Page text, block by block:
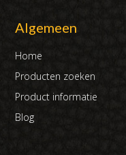
Algemeen
Home
Producten zoeken
Product informatie
Blog